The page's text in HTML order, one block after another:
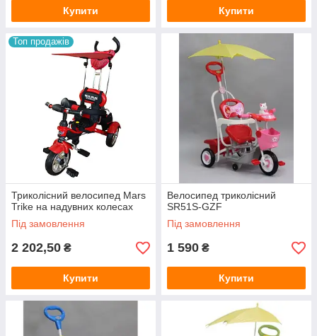
Купити Купити
Топ продажів
Триколісний велосипед Mars
Trike на надувних колесах
Під замовлення
2 202,50 ₴
Купити
Велосипед триколісний
SR51S-GZF
Під замовлення
1 590 ₴
Купити